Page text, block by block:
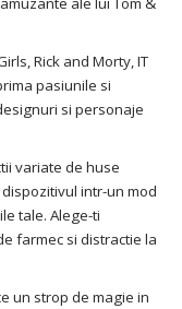
Rick and Morty, IT
pasiunile si
si personaje
variate de huse
intr-un mod
tale. Alege-ti
farmec si distractie la
un strop de magie in